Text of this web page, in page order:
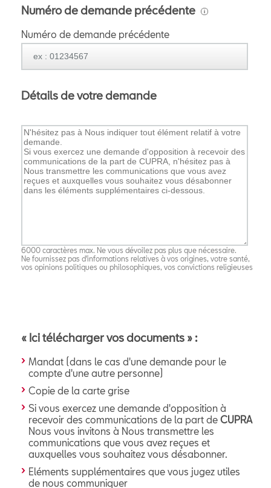
Numéro de demande précédente
Numéro de demande précédente
Détails de votre demande
6000 caractères max. Ne vous dévoilez pas plus que nécessaire.
Ne fournissez pas d'informations relatives à vos origines, votre santé,
vos opinions politiques ou philosophiques, vos convictions religieuses
« Ici télécharger vos documents » :
Mandat (dans le cas d'une demande pour le
compte d'une autre personne)
Copie de la carte grise
Si vous exercez une demande d'opposition à
recevoir des communications de la part de CUPRA
Nous vous invitons à Nous transmettre les
communications que vous avez reçues et
auxquelles vous souhaitez vous désabonner.
Eléments supplémentaires que vous jugez utiles
de nous communiquer